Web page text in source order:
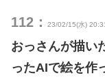
112： 23/02/15(水)
おっさんが描い
ったAIで絵を作